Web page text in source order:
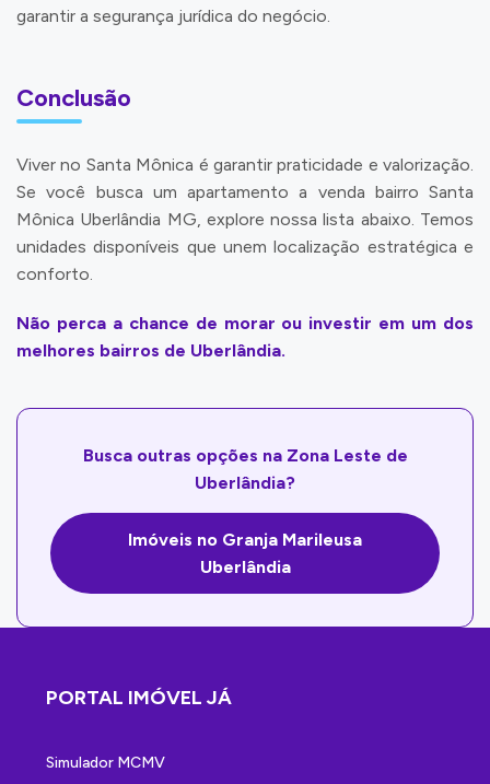
garantir a segurança jurídica do negócio.
Conclusão
Viver no Santa Mônica é garantir praticidade e valorização.
Se você busca um apartamento a venda bairro Santa
Mônica Uberlândia MG, explore nossa lista abaixo. Temos
unidades disponíveis que unem localização estratégica e
conforto.
Não perca a chance de morar ou investir em um dos
melhores bairros de Uberlândia.
Busca outras opções na Zona Leste de
Uberlândia?
Imóveis no Granja Marileusa
Uberlândia
PORTAL IMÓVEL JÁ
Simulador MCMV